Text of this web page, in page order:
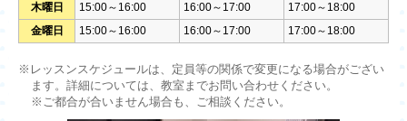
木曜日
15:00～16:00 16:00～17:00
17:00～18:00
金曜日
15:00～16:00 16:00～17:00 17:00～18:00
※レッスンスケジュールは、定員等の関係で変更になる場合がござい
ます。詳細については、教室までお問い合わせください。
※ご都合が合いません場合も、ご相談ください。